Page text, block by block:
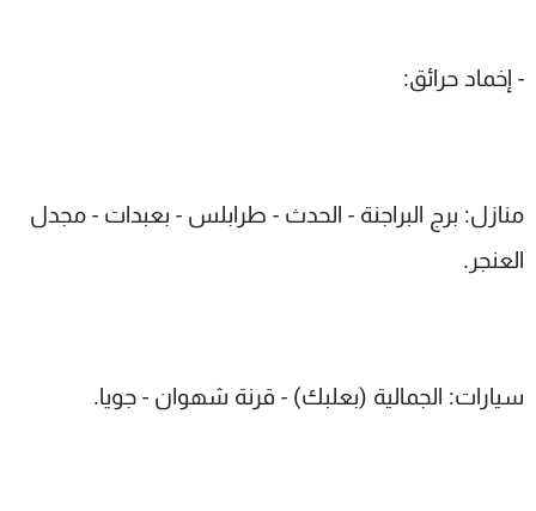
- إخماد حرائق:
منازل: برج البراجنة - الحدث - طرابلس - بعبدات - مجدل
العنجر.
سيارات: الجمالية (بعلبك) - قرنة شهوان - جويا.